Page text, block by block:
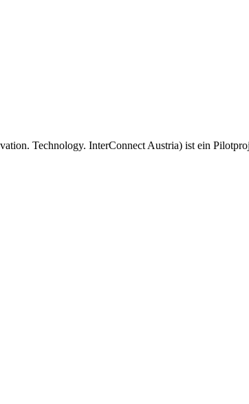
Technology. InterConnect Austria) ist ein